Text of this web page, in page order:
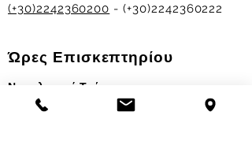
(+30)2242360200 - (+30)2242360222
Ώρες Επισκεπτηρίου
Νοσηλευτικά Τμήματα
Χειμερινό ωράριο: 11.00-13.00
17.30-19.30